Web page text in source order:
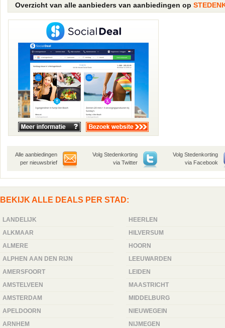
Overzicht van alle aanbieders van aanbiedingen op
Alle aanbiedingen
per nieuwsbrief
Volg Stedenkorting
via Twitter
Volg Stedenkorting
via Facebook
BEKIJK ALLE DEALS PER STAD:
LANDELIJK
ALKMAAR
ALMERE
ALPHEN AAN DEN RIJN
AMERSFOORT
AMSTELVEEN
AMSTERDAM
APELDOORN
ARNHEM
HEERLEN
HILVERSUM
HOORN
LEEUWARDEN
LEIDEN
MAASTRICHT
MIDDELBURG
NIEUWEGEIN
NIJMEGEN